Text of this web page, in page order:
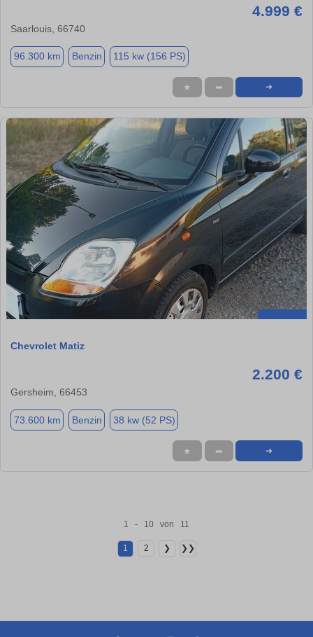
4.999 €
Saarlouis, 66740
96.300 km Benzin 115 kw (156 PS)
★ ➦ ➜
Chevrolet Matiz
2.200 €
Gersheim, 66453
73.600 km Benzin 38 kw (52 PS)
★ ➦ ➜
1 - 10 von 11
1 2 ❯ ❯❯